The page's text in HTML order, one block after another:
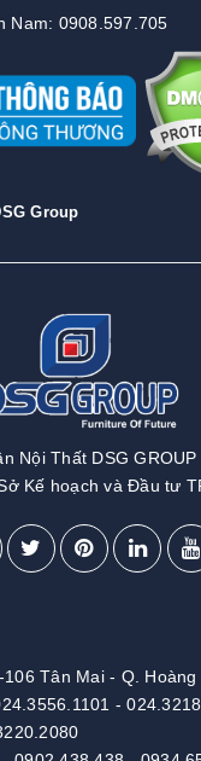
Nam: 0908.597.705
Group
Nội Thất DSG GROUP
Kế hoạch và Đầu tư
Tân Mai - Q.
-